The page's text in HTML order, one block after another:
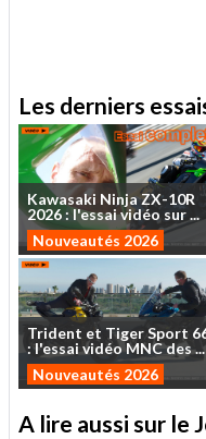
Les derniers
Kawasaki NinjaZX-10R
2026: l'essaividéo sur...
Nouveautés 2026
Trident et TigerSport
: l'essaividéo MNCdes...
Nouveautés 2026
A lire aussi sur le